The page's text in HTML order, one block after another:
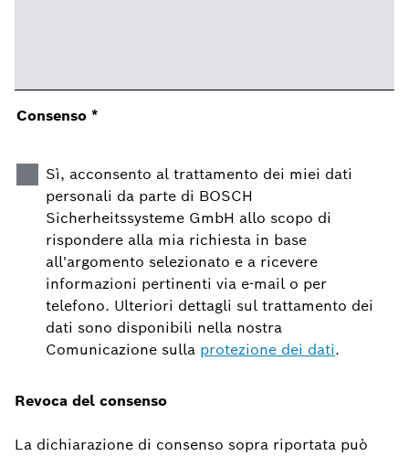
Consenso *
Sì, acconsento al trattamento dei miei dati
personali da parte di BOSCH
Sicherheitssysteme GmbH allo scopo di
rispondere alla mia richiesta in base
all'argomento selezionato e a ricevere
informazioni pertinenti via e-mail o per
telefono. Ulteriori dettagli sul trattamento dei
dati sono disponibili nella nostra
Comunicazione sulla protezione dei dati.
Revoca del consenso
La dichiarazione di consenso sopra riportata può